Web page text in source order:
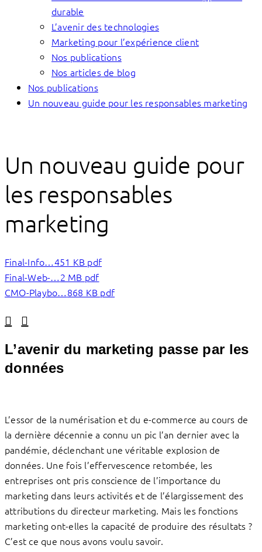
durable
L’avenir des technologies
Marketing pour l’expérience client
Nos publications
Nos articles de blog
Nos publications
Un nouveau guide pour les responsables marketing
Un nouveau guide pour
les responsables
marketing
Final-Info…451 KB pdf
Final-Web-…2 MB pdf
CMO-Playbo…868 KB pdf
L’avenir du marketing passe par les
données
L’essor de la numérisation et du e-commerce au cours de
la dernière décennie a connu un pic l’an dernier avec la
pandémie, déclenchant une véritable explosion de
données. Une fois l’effervescence retombée, les
entreprises ont pris conscience de l’importance du
marketing dans leurs activités et de l’élargissement des
attributions du directeur marketing. Mais les fonctions
marketing ont-elles la capacité de produire des résultats ?
C’est ce que nous avons voulu savoir.